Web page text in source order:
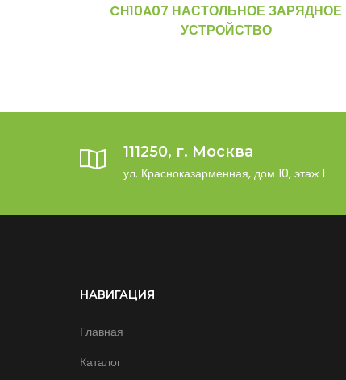
CH10A07 НАСТОЛЬНОЕ ЗАРЯДНОЕ
УСТРОЙСТВО
111250, г. Москва
ул. Красноказарменная, дом 10, этаж 1
НАВИГАЦИЯ
Главная
Каталог